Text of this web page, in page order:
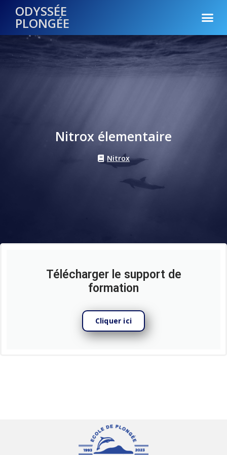
ODYSSÉE
PLONGÉE
Nitrox élementaire
Nitrox
Télécharger le support de
formation
Cliquer ici